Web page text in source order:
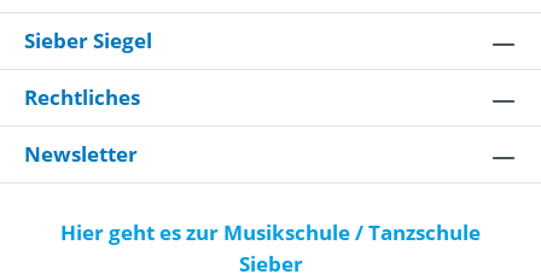
Sieber Siegel
Rechtliches
Newsletter
Hier geht es zur Musikschule / Tanzschule
Sieber